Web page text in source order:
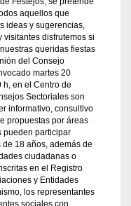
aquellos que
ideas y sugerencias,
visitantes disfrutemos si
queridas fiestas
del Consejo
martes 20
h, en el Centro de
Sectoriales son
informativo, consultivo
propuestas por áreas
pueden participar
18 años, además de
ciudadanas o
en el Registro
y Entidades
los representantes
sociales con